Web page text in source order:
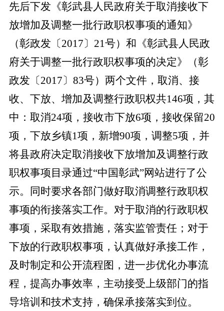
先后下发《彰武县人民政府关于取消接收下
放增加及调整一批行政职权事项的通知》
（彰政发〔2017〕21号）和《彰武县人民政
府关于调整一批行政职权事项的决定》（彰
政发〔2017〕83号）两个文件，取消、接
收、下放、增加及调整行政职权共146项，其
中：取消24项，接收市下放6项，接收保留20
项，下放乡镇1项，新增90项，调整5项，并
将县政府决定取消接收下放增加及调整行政
职权事项目录通过“中国彰武”网站进行了公
示。同时要求各部门做好取消调整行政职权
事项的衔接落实工作。对于取消的行政职权
事项，采取有效措施，落实监管责任；对于
下放的行政职权事项，认真做好承接工作，
及时制定和公开流程图，进一步优化办事流
程，提高办事效率，主动接受上级部门的指
导培训和技术支持，确保承接落实到位。